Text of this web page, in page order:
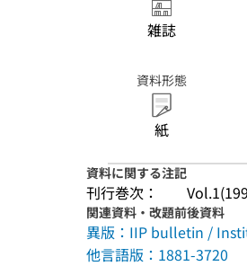
雑誌
資料形態
紙
資料に関する注記
刊行巻次：
関連資料・改題前後資料
異版：IIP bulletin /
他言語版：1881-3720